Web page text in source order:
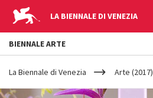
LA BIENNALE DI VENEZIA
YOUR
ARE
HERE
La Biennale di Venezia Arte (2017)
BIENNALE ARTE